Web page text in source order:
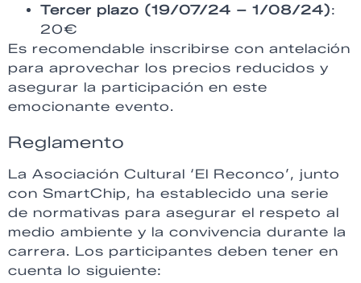
Tercer plazo (19/07/24 – 1/08/24):
20€
Es recomendable inscribirse con antelación
para aprovechar los precios reducidos y
asegurar la participación en este
emocionante evento.
Reglamento
La Asociación Cultural ‘El Reconco’, junto
con SmartChip, ha establecido una serie
de normativas para asegurar el respeto al
medio ambiente y la convivencia durante la
carrera. Los participantes deben tener en
cuenta lo siguiente: